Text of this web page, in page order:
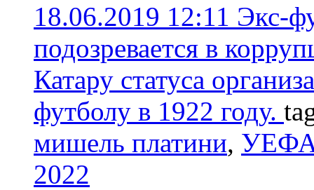
18.06.2019 12:11 Экс-
подозревается в
Катару статуса
футболу в 1922 году.
мишель платини,
2022